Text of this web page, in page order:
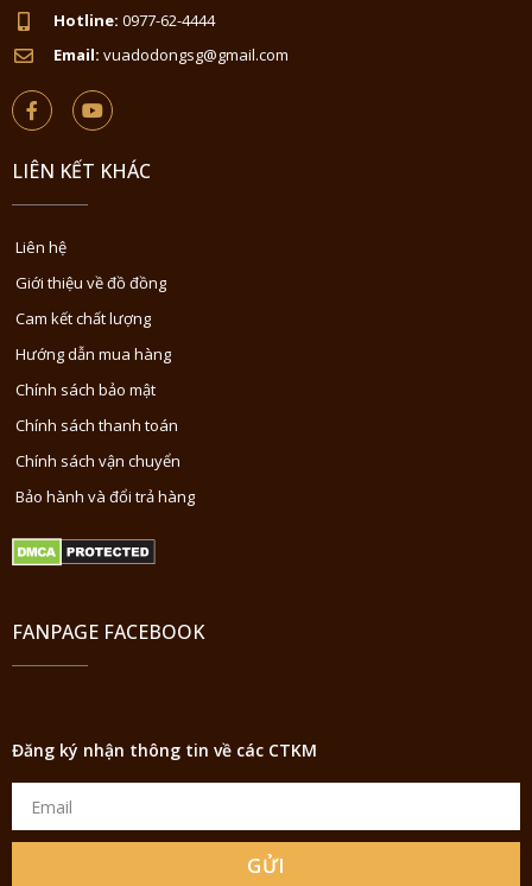
Hotline: 0977-62-4444
Email: vuadodongsg@gmail.com
LIÊN KẾT KHÁC
Liên hệ
Giới thiệu về đồ đồng
Cam kết chất lượng
Hướng dẫn mua hàng
Chính sách bảo mật
Chính sách thanh toán
Chính sách vận chuyển
Bảo hành và đổi trả hàng
FANPAGE FACEBOOK
Đăng ký nhận thông tin về các CTKM
GỬI